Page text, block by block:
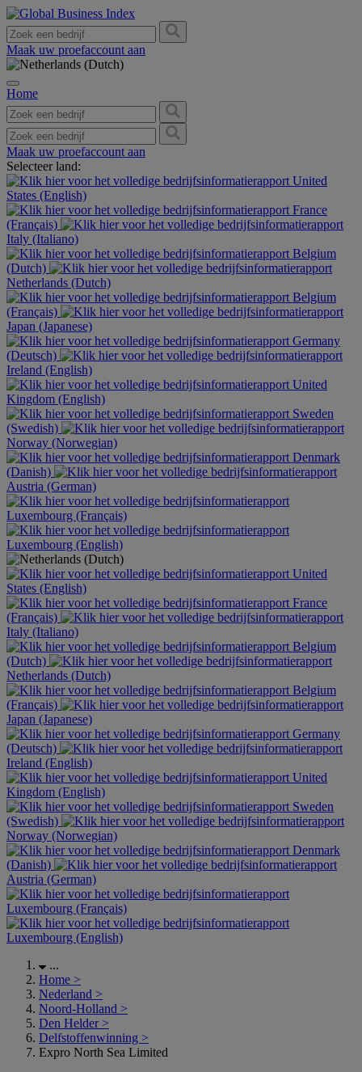
Maak uw proefaccount aan
Home
Maak uw proefaccount aan
Selecteer land:
United
States (English)
France
(Français)
Italy (Italiano)
Belgium
(Dutch)
Netherlands (Dutch)
Belgium
(Français)
Japan (Japanese)
Germany
(Deutsch)
Ireland (English)
United
Kingdom (English)
Sweden
(Swedish)
Norway (Norwegian)
Denmark
(Danish)
Austria (German)
Luxembourg (Français)
Luxembourg (English)
United
States (English)
France
(Français)
Italy (Italiano)
Belgium
(Dutch)
Netherlands (Dutch)
Belgium
(Français)
Japan (Japanese)
Germany
(Deutsch)
Ireland (English)
United
Kingdom (English)
Sweden
(Swedish)
Norway (Norwegian)
Denmark
(Danish)
Austria (German)
Luxembourg (Français)
Luxembourg (English)
...
Home >
Nederland >
Noord-Holland >
Den Helder >
Delfstoffenwinning >
Expro North Sea Limited